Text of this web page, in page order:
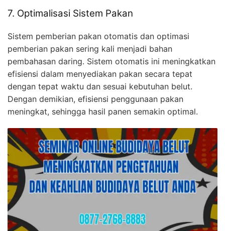
7. Optimalisasi Sistem Pakan
Sistem pemberian pakan otomatis dan optimasi
pemberian pakan sering kali menjadi bahan
pembahasan daring. Sistem otomatis ini meningkatkan
efisiensi dalam menyediakan pakan secara tepat
dengan tepat waktu dan sesuai kebutuhan belut.
Dengan demikian, efisiensi penggunaan pakan
meningkat, sehingga hasil panen semakin optimal.